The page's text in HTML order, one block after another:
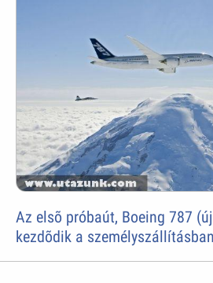
Az elsõ próbaút, Boeing 787
kezdõdik a